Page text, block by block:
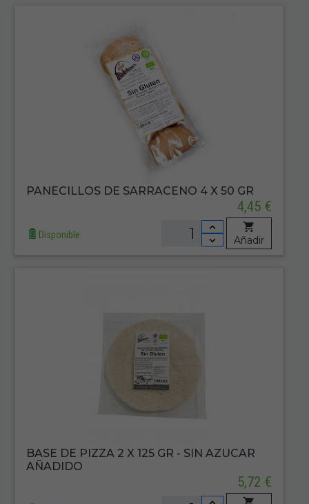
PANECILLOS DE SARRACENO 4 X 50 GR
4,45 €
Disponible Añadir
BASE DE PIZZA 2 X 125 GR - SIN AZUCAR
AÑADIDO
5,72 €